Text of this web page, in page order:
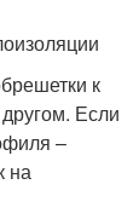
к
Если
–
на